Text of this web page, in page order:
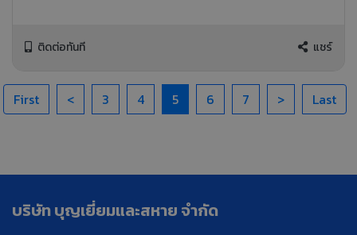
ติดต่อทันที แชร์
First < 3 4 5 6 7 > Last
บริษัท บุญเยี่ยมและสหาย จำกัด